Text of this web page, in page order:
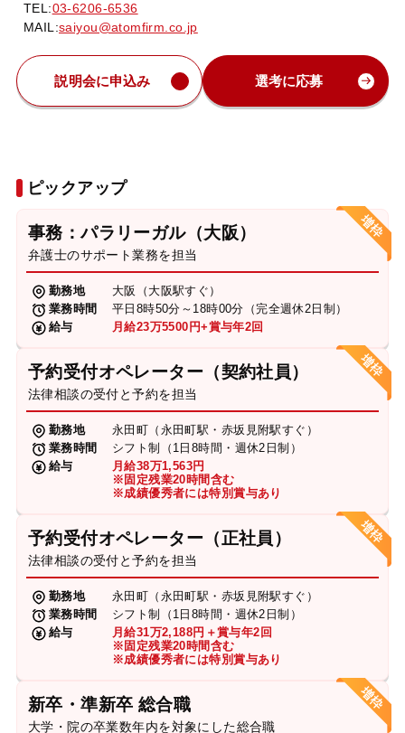
TEL:03-6206-6536
MAIL:saiyou@atomfirm.co.jp
説明会に申込み 選考に応募
ピックアップ
事務：パラリーガル（大阪）
弁護士のサポート業務を担当
勤務地
大阪（大阪駅すぐ）
業務時間
平日8時50分～18時00分（完全週休2日制）
給与
月給23万5500円+賞与年2回
予約受付オペレーター（契約社員）
法律相談の受付と予約を担当
勤務地
永田町（永田町駅・赤坂見附駅すぐ）
業務時間
シフト制（1日8時間・週休2日制）
給与
月給38万1,563円
※固定残業20時間含む
※成績優秀者には特別賞与あり
予約受付オペレーター（正社員）
法律相談の受付と予約を担当
勤務地
永田町（永田町駅・赤坂見附駅すぐ）
業務時間
シフト制（1日8時間・週休2日制）
給与
月給31万2,188円＋賞与年2回
※固定残業20時間含む
※成績優秀者には特別賞与あり
新卒・準新卒 総合職
大学・院の卒業数年内を対象にした総合職